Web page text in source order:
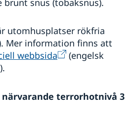
brunt snus (tobaksnus).
utomhusplatser rökfria
Mer information finns att
webbsida
(engelsk
terrorhotnivå 3